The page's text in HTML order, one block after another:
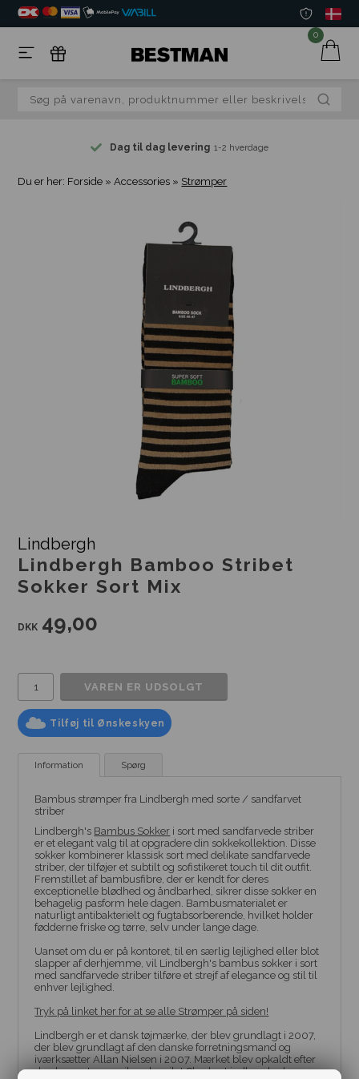
0
Dag til dag levering 1-2 hverdage
Du er her: Forside »Accessories » Strømper
Lindbergh
Lindbergh Bamboo Stribet
Sokker Sort Mix
DKK 49,00
Tilføj til Ønskeskyen
Information Spørg
Bambus strømper fra Lindbergh med sorte / sandfarvet
striber
Lindbergh's Bambus Sokker i sort med sandfarvede striber
er et elegant valg til at opgradere din sokkekollektion. Disse
sokker kombinerer klassisk sort med delikate sandfarvede
striber, der tilføjer et subtilt og sofistikeret touch til dit outfit.
Fremstillet af bambusfibre, der er kendt for deres
exceptionelle blødhed og åndbarhed, sikrer disse sokker en
behagelig pasform hele dagen. Bambusmaterialet er
naturligt antibakterielt og fugtabsorberende, hvilket holder
fødderne friske og tørre, selv under lange dage.
Uanset om du er på kontoret, til en særlig lejlighed eller blot
slapper af derhjemme, vil Lindbergh's bambus sokker i sort
med sandfarvede striber tilføre et strejf af elegance og stil til
enhver lejlighed.
Tryk på linket her for at se alle Strømper på siden!
Lindbergh er et dansk tøjmærke, der blev grundlagt i 2007,
der blev grundlagt af den danske forretningsmand og
iværksætter Allan Nielsen i 2007. Mærket blev opkaldt efter
den berømte amerikanske pilot Charles Lindbergh, der var